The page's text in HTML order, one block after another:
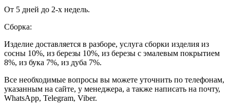
От 5 дней до 2-х недель.
Сборка:
Изделие доставляется в разборе, услуга сборки изделия из
сосны 10%, из березы 10%, из березы с эмалевым покрытием
8%, из бука 7%, из дуба 7%.
Все необходимые вопросы вы можете уточнить по телефонам,
указанным на сайте, у менеджера, а также написать на почту,
WhatsApp, Telegram, Viber.